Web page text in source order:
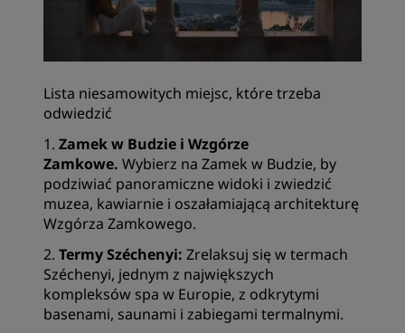
Lista niesamowitych miejsc, które trzeba
odwiedzić
1. Zamek w Budzie i Wzgórze
Zamkowe. Wybierz na Zamek w Budzie, by
podziwiać panoramiczne widoki i zwiedzić
muzea, kawiarnie i oszałamiającą architekturę
Wzgórza Zamkowego.
2. Termy Széchenyi: Zrelaksuj się w termach
Széchenyi, jednym z największych
kompleksów spa w Europie, z odkrytymi
basenami, saunami i zabiegami termalnymi.